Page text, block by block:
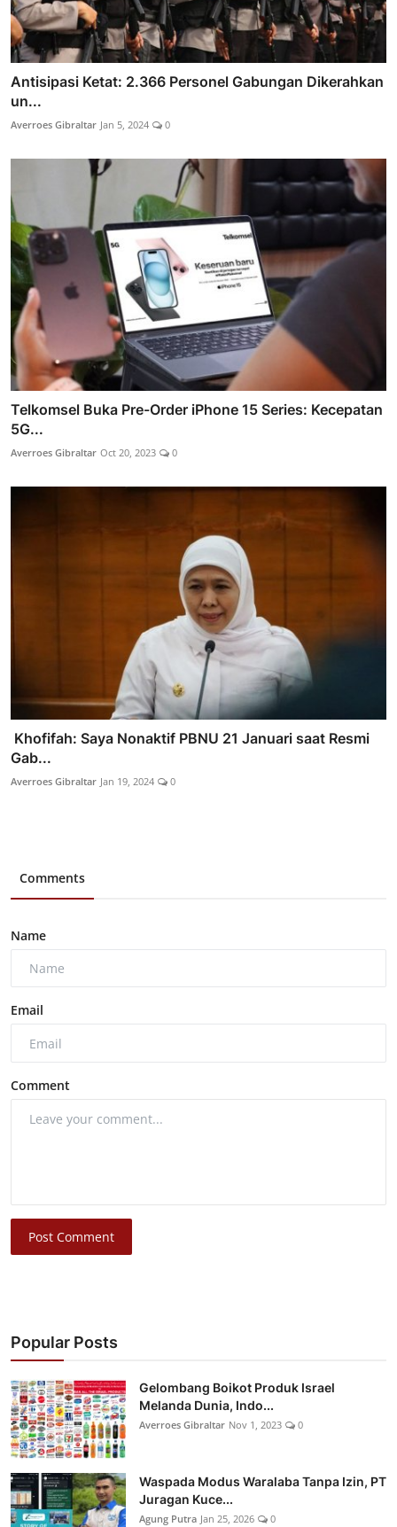
Antisipasi Ketat: 2.366 Personel Gabungan Dikerahkan
un...
Averroes Gibraltar Jan 5, 2024 0
Telkomsel Buka Pre-Order iPhone 15 Series: Kecepatan
5G...
Averroes Gibraltar Oct 20, 2023 0
Khofifah: Saya Nonaktif PBNU 21 Januari saat Resmi
Gab...
Averroes Gibraltar Jan 19, 2024 0
Comments
Name
Email
Comment
Post Comment
Popular Posts
Gelombang Boikot Produk Israel
Melanda Dunia, Indo...
Averroes Gibraltar Nov 1, 2023 0
Waspada Modus Waralaba Tanpa Izin, PT
Juragan Kuce...
Agung Putra Jan 25, 2026 0